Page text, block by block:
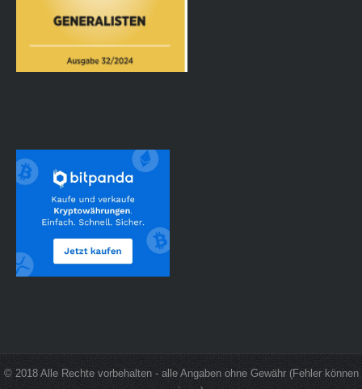
© 2018 Alle Rechte vorbehalten - alle Angaben ohne Gewähr (Fehler können